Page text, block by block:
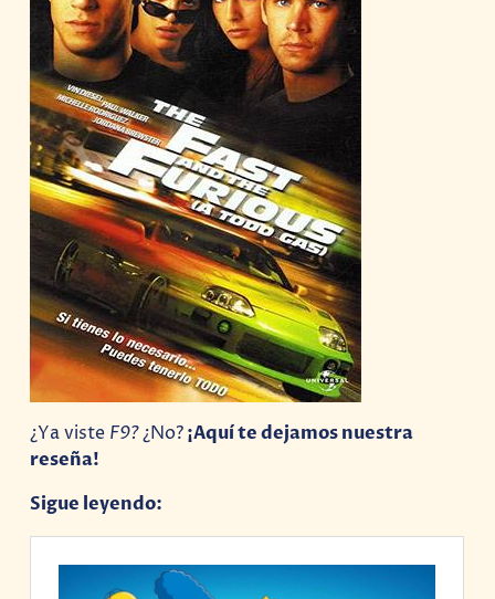
¿Ya viste F9?¿No?¡Aquí te dejamos nuestra
reseña!
Sigue leyendo: